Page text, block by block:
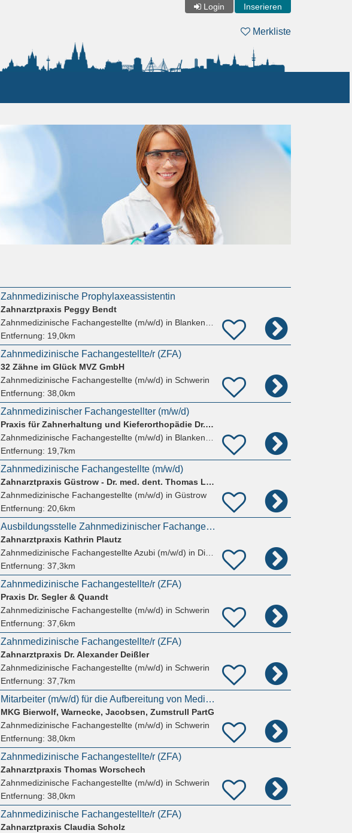
Login Inserieren
Merkliste
Zahnmedizinische Prophylaxeassistentin
Zahnarztpraxis Peggy Bendt
Zahnmedizinische Fachangestellte (m/w/d) in Blankenberg Ludwigslust-Parchim
Entfernung: 19,0km
Zahnmedizinische Fachangestellte/r (ZFA)
32 Zähne im Glück MVZ GmbH
Zahnmedizinische Fachangestellte (m/w/d) in Schwerin
Entfernung: 38,0km
Zahnmedizinischer Fachangestellter (m/w/d)
Praxis für Zahnerhaltung und Kieferorthopädie Dr.MSc Ronald & Sebastian Möbius
Zahnmedizinische Fachangestellte (m/w/d) in Blankenberg Ludwigslust-Parchim
Entfernung: 19,7km
Zahnmedizinische Fachangestellte (m/w/d)
Zahnarztpraxis Güstrow - Dr. med. dent. Thomas Lawrenz, Gunnar Mey
Zahnmedizinische Fachangestellte (m/w/d) in Güstrow
Entfernung: 20,6km
Ausbildungsstelle Zahnmedizinischer Fachangestellter (m/w/d)
Zahnarztpraxis Kathrin Plautz
Zahnmedizinische Fachangestellte Azubi (m/w/d) in Diekhof
Entfernung: 37,3km
Zahnmedizinische Fachangestellte/r (ZFA)
Praxis Dr. Segler & Quandt
Zahnmedizinische Fachangestellte (m/w/d) in Schwerin
Entfernung: 37,6km
Zahnmedizinische Fachangestellte/r (ZFA)
Zahnarztpraxis Dr. Alexander Deißler
Zahnmedizinische Fachangestellte (m/w/d) in Schwerin
Entfernung: 37,7km
Mitarbeiter (m/w/d) für die Aufbereitung von Medizinprodukten (AEMP) in unserer MKG-Praxis gesucht
MKG Bierwolf, Warnecke, Jacobsen, Zumstrull PartG
Zahnmedizinische Fachangestellte (m/w/d) in Schwerin
Entfernung: 38,0km
Zahnmedizinische Fachangestellte/r (ZFA)
Zahnarztpraxis Thomas Worschech
Zahnmedizinische Fachangestellte (m/w/d) in Schwerin
Entfernung: 38,0km
Zahnmedizinische Fachangestellte/r (ZFA)
Zahnarztpraxis Claudia Scholz